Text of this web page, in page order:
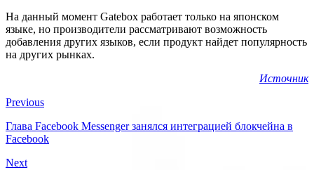
На данный момент Gatebox работает только на японском
языке, но производители рассматривают возможность
добавления других языков, если продукт найдет популярность
на других рынках.
Источник
Previous
Глава Facebook Messenger занялся интеграцией блокчейна в
Facebook
Next